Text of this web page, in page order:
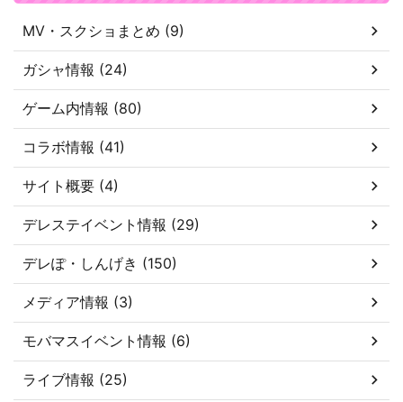
MV・スクショまとめ (9)
ガシャ情報 (24)
ゲーム内情報 (80)
コラボ情報 (41)
サイト概要 (4)
デレステイベント情報 (29)
デレぽ・しんげき (150)
メディア情報 (3)
モバマスイベント情報 (6)
ライブ情報 (25)